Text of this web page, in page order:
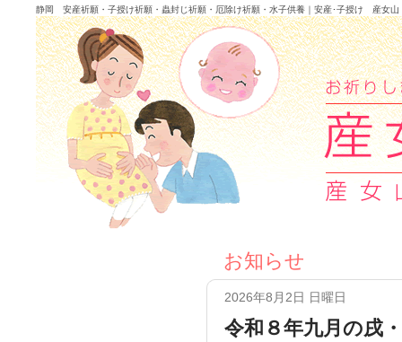
静岡 安産祈願・子授け祈願・蟲封じ祈願・厄除け祈願・水子供養｜安産･子授け 産女
お知らせ
2026年8月2日 日曜日
令和８年九月の戌